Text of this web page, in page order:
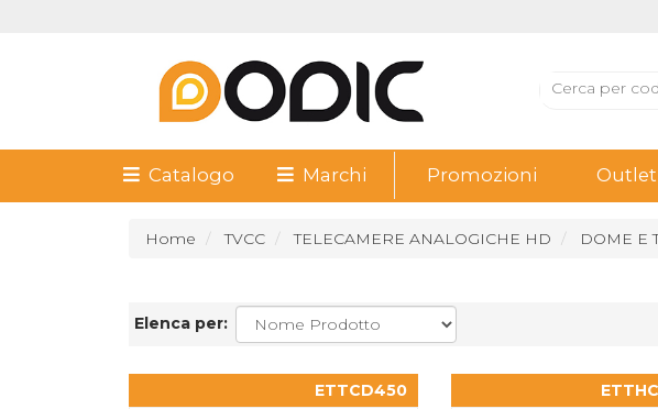
Catalogo Marchi Promozioni Outlet
Home TVCC TELECAMERE ANALOGICHE HD DOME E
Elenca per:
ETTCD450